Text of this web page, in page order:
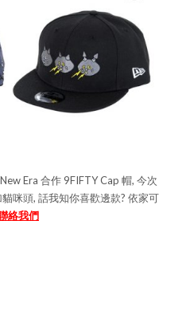
Era 合作 9FIFTY Cap 帽, 今次
咪頭, 話我知你喜歡邊款? 依家可
絡我們